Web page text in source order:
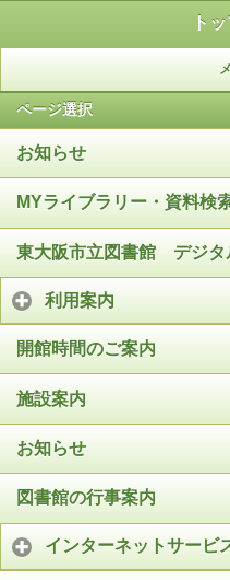
ト
ページ選択
お知らせ
MYライブラリー・資料検
東大阪市立図書館 デジタ
利用案内
開館時間のご案内
施設案内
お知らせ
図書館の行事案内
インターネットサービ